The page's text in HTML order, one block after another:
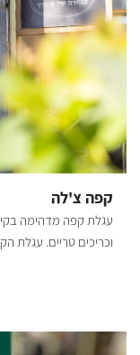
בסופי השבוע, ניתן
קפה צ'לה
עגלת קפה מדהימה
וכריכים טריים. עגלת
הקולינרית שתמצאו
orderby="rand"]